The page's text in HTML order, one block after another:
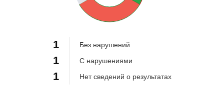
1
1
1
Без нарушений
С нарушениями
Нет сведений о результатах